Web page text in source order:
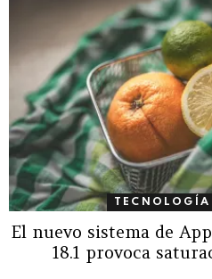
TECNOLOGÍA
El nuevo sistema de
18.1 provoca